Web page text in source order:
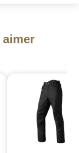
aimer